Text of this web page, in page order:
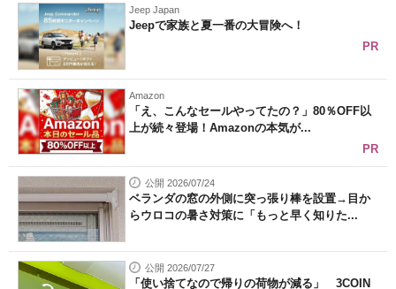
Jeep Japan
Jeepで家族と夏一番の大冒険へ！
PR
Amazon
「え、こんなセールやってたの？」80％OFF以
上が続々登場！Amazonの本気が...
PR
公開 2026/07/24
ベランダの窓の外側に突っ張り棒を設置→目か
らウロコの暑さ対策に「もっと早く知りた...
公開 2026/07/27
「使い捨てなので帰りの荷物が減る」 3COIN